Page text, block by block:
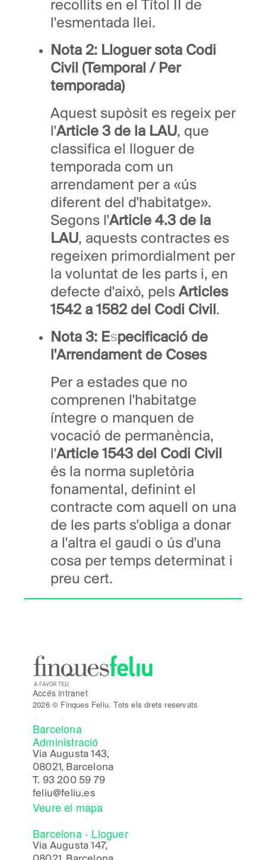
recollits en el Títol II de
l'esmentada llei.
Nota 2: Lloguer sota Codi
Civil (Temporal / Per
temporada)
Aquest supòsit es regeix per
l'Article 3 de la LAU, que
classifica el lloguer de
temporada com un
arrendament per a «ús
diferent del d'habitatge».
Segons l'Article 4.3 de la
LAU, aquests contractes es
regeixen primordialment per
la voluntat de les parts i, en
defecte d'això, pels Articles
1542 a 1582 del Codi Civil.
Nota 3: Especificació de
l'Arrendament de Coses
Per a estades que no
comprenen l'habitatge
íntegre o manquen de
vocació de permanència,
l'Article 1543 del Codi Civil
és la norma supletòria
fonamental, definint el
contracte com aquell on una
de les parts s'obliga a donar
a l'altra el gaudi o ús d'una
cosa per temps determinat i
preu cert.
Accés intranet
2026 © Finques Feliu. Tots els drets reservats
Barcelona
Administració
Via Augusta 143,
08021, Barcelona
T. 93 200 59 79
feliu@feliu.es
Veure el mapa
Barcelona - Lloguer
Via Augusta 147,